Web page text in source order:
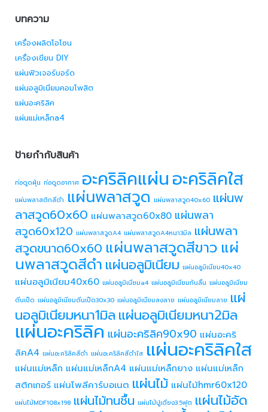
บทความ
เครื่องผลิตโอโซน
เครื่องเขียน DIY
แผ่นฟิวเจอร์บอร์ด
แผ่นอลูมิเนียมคอมโพสิต
แผ่นอะคริลิค
แผ่นแม่เหล็กa4
ป้ายกำกับสินค้า
ท่อดูดฝุ่น ท่อดูดอากาศ อะคริลิคแผ่นอะคริลิคใส
แผ่นพลาสติกสีดำ แผ่นพลาสวูด แผ่นพลาสวูด40x60 แผ่นพ
ลาสวูด60x60 แผ่นพลาสวูด60x80 แผ่นพลา
สวูด60x120 แผ่นพลาสวูดA4 แผ่นพลาสวูดA4หนา3มิล แผ่นพลา
สวูดขนาด60x60 แผ่นพลาสวูดสีขาว แผ่
นพลาสวูดสีดำ แผ่นอลูมิเนียม แผ่นอลูมิเนียม40x40
แผ่นอลูมิเนียม40x60 แผ่นอลูมิเนียมa4 แผ่นอลูมิเนียมกันลื่น แผ่นอลูมิเนียม
ตีนเป็ด แผ่นอลูมิเนียมตีนเป็ด30x30 แผ่นอลูมิเนียมลงลาย แผ่นอลูมิเนียมลาย แผ่
นอลูมิเนียมหนา1มิล แผ่นอลูมิเนียมหนา2มิล
แผ่นอะคริลิค แผ่นอะคริลิค90x90 แผ่นอะคริ
ลิคA4 แผ่นอะคริลิคสีดำ แผ่นอะคริลิคสีดำใส แผ่นอะคริลิคใส
แผ่นแม่เหล็ก แผ่นแม่เหล็กA4 แผ่นแม่เหล็กยาง แผ่นแม่เหล็ก
สติกเกอร์ แผ่นโพลีคาร์บอเนต แผ่นไม้ แผ่นไม้hmr60x120
แผ่นไม้MDF108x198 แผ่นไม้ทนชื้น แผ่นไม้ปูเตียง3.5ฟุต แผ่นไม้อัด